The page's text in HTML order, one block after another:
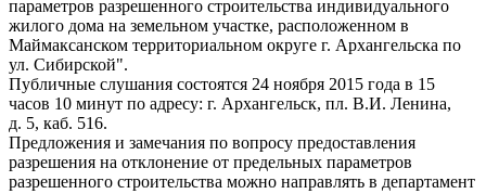
параметров разрешенного строительства индивидуального
жилого дома на земельном участке, расположенном в
Маймаксанском территориальном округе г. Архангельска по
ул. Сибирской".
Публичные слушания состоятся 24 ноября 2015 года в 15
часов 10 минут по адресу: г. Архангельск, пл. В.И. Ленина,
д. 5, каб. 516.
Предложения и замечания по вопросу предоставления
разрешения на отклонение от предельных параметров
разрешенного строительства можно направлять в департамент